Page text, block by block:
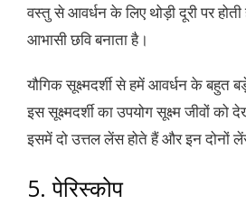
वस्तु से आवर्धन के लिए थोड़ी दूरी पर
आभासी छवि बनाता है।
यौगिक सूक्ष्मदर्शी से हमें आवर्धन के बहुत
इस सूक्ष्मदर्शी का उपयोग सूक्ष्म जीवों
इसमें दो उत्तल लेंस होते हैं और इन दोनों
5. पेरिस्कोप